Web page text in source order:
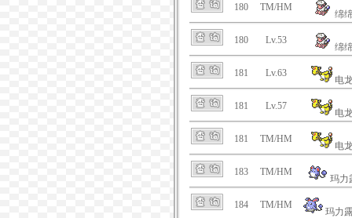
180 TM/HM
绵
180 Lv.53
绵
181 Lv.63
电
181 Lv.57
电
181 TM/HM
电
183 TM/HM
玛力
184 TM/HM
玛力